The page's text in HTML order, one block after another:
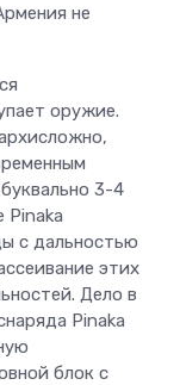
не
оружие.
3-4
Pinaka
с дальностью
этих
Дело в
Pinaka
блок с